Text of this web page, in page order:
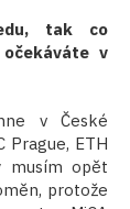
tak co
v
v České
Prague, ETH
musím opět
protože